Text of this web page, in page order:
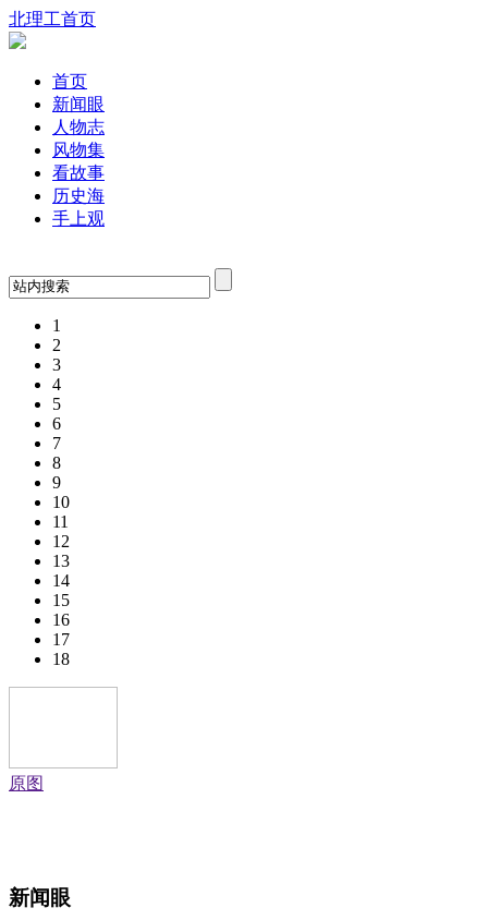
北理工首页
首页
新闻眼
人物志
风物集
看故事
历史海
手上观
1
2
3
4
5
6
7
8
9
10
11
12
13
14
15
16
17
18
原图
新闻眼